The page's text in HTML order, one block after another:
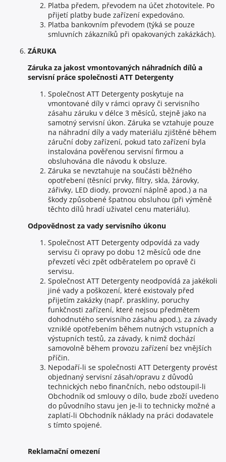
Platba předem, převodem na účet zhotovitele. Po
přijetí platby bude zařízení expedováno.
Platba bankovním převodem (týká se pouze
smluvních zákazníků při opakovaných zakázkách).
ZÁRUKA
Záruka za jakost vmontovaných náhradních dílů a
servisní práce společnosti ATT Detergenty
Společnost ATT Detergenty poskytuje na
vmontované díly v rámci opravy či servisního
zásahu záruku v délce 3 měsíců, stejně jako na
samotný servisní úkon. Záruka se vztahuje pouze
na náhradní díly a vady materiálu zjištěné během
záruční doby zařízení, pokud tato zařízení byla
instalována pověřenou servisní firmou a
obsluhována dle návodu k obsluze.
Záruka se nevztahuje na součásti běžného
opotřebení (těsnící prvky, filtry, skla, žárovky,
zářivky, LED diody, provozní náplně apod.) a na
škody způsobené špatnou obsluhou (při výměně
těchto dílů hradí uživatel cenu materiálu).
Odpovědnost za vady servisního úkonu
Společnost ATT Detergenty odpovídá za vady
servisu či opravy po dobu 12 měsíců ode dne
převzetí věci zpět odběratelem po opravě či
servisu.
Společnost ATT Detergenty neodpovídá za jakékoli
jiné vady a poškození, které existovaly před
přijetím zakázky (např. praskliny, poruchy
funkčnosti zařízení, které nejsou předmětem
dohodnutého servisního zásahu apod.), za závady
vzniklé opotřebením během nutných vstupních a
výstupních testů, za závady, k nimž dochází
samovolně během provozu zařízení bez vnějších
příčin.
Nepodaří-li se společnosti ATT Detergenty provést
objednaný servisní zásah/opravu z důvodů
technických nebo finančních, nebo odstoupil-li
Obchodník od smlouvy o dílo, bude zboží uvedeno
do původního stavu jen je-li to technicky možné a
zaplatí-li Obchodník náklady na práci dodavatele
s tímto spojené.
Reklamační omezení